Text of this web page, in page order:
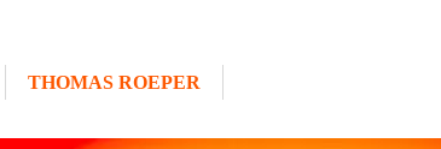
THOMAS ROEPER